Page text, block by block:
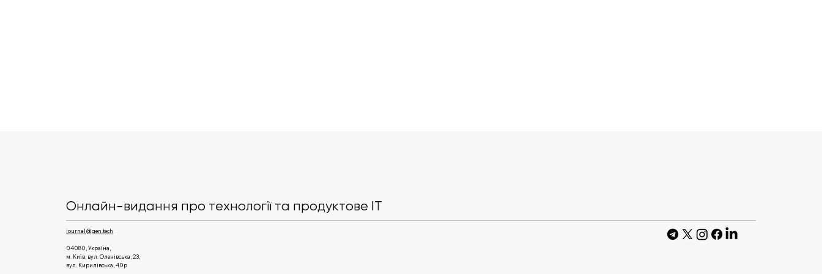
людей ще до запиту
Онлайн-видання про технології та продуктове IT
journal@gen.tech
04080, Україна,
м. Київ, вул. Оленівська, 23,​
вул. Кирилівська, 40р